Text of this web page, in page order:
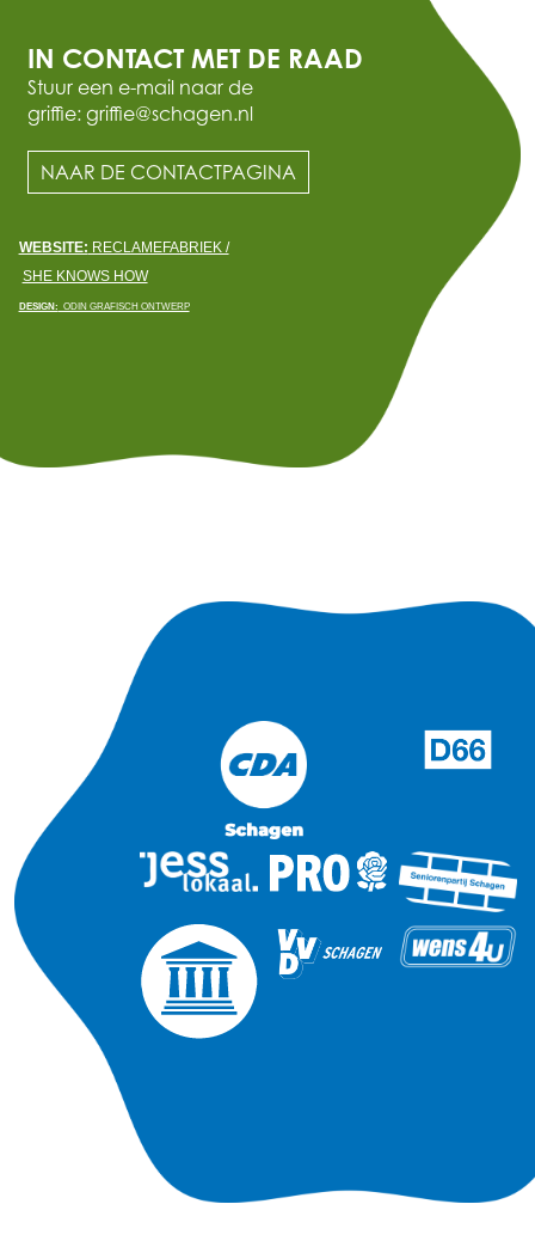
IN CONTACT MET DE RAAD
Stuur een e-mail naar de
griffie: griffie@schagen.nl
NAAR DE CONTACTPAGINA
WEBSITE: RECLAMEFABRIEK /
SHE KNOWS HOW
DESIGN: ODIN GRAFISCH ONTWERP